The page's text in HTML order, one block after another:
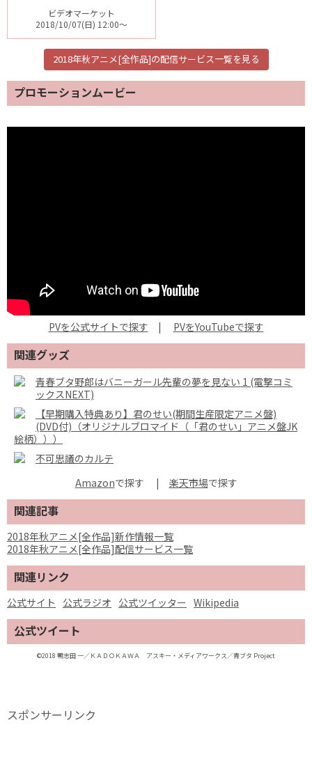
ビデオマーケット
2018/10/07(日) 12:00～
2018年秋アニメ[全作品]の配信サービス一覧を見る
プロモーションムービー
PVを公式サイトで探す | PVをYouTubeで探す
関連グッズ
青春ブタ野郎はバニーガール先輩の夢を見ない 1 (電撃コミ
ックスNEXT)
【早期購入特典あり】君のせい(期間生産限定アニメ盤)
(DVD付)（オリジナルブロマイド（「君のせい」アニメ盤JK
絵柄）））
不可思議のカルテ
Amazonで探す | 楽天市場
関連記事
2018年秋アニメ[全作品]新作情報一覧
2018年秋アニメ[全作品]配信サービス一覧
関連リンク
公式サイト 公式ラジオ 公式ツイッター Wikipedia
公式ツイート
©2018 鴨志田 一／ＫＡＤＯＫＡＷＡ アスキー・メディアワークス／青ブタ Project
スポンサーリンク